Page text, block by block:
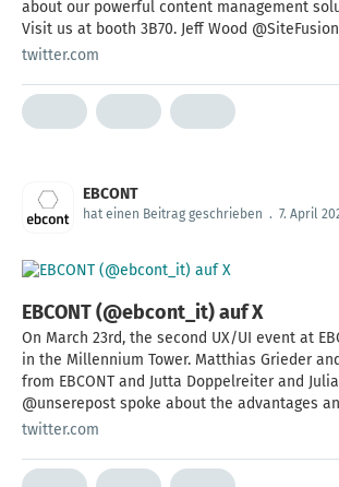
about our powerful content management
Visit us at booth 3B70. Jeff Wood @SiteFusion
@AlexanderDeles @sieber99
twitter.com
EBCONT
hat einen Beitrag geschrieben . 7. April
EBCONT (@ebcont_it) auf X
On March 23rd, the second UX/UI event at
in the Millennium Tower. Matthias Grieder
from EBCONT and Jutta Doppelreiter and
@unserepost spoke about the advantages
of design systems. #designsystem #ui #ux
twitter.com